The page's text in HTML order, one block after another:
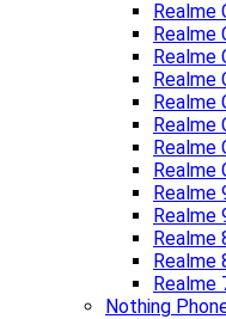
Realme
Realme
Realme
Realme
Realme
Realme
Realme
Realme
Realme
Realme
Realme
Realme
Realme
Nothing